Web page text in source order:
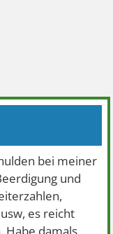
bei meiner
und
es reicht